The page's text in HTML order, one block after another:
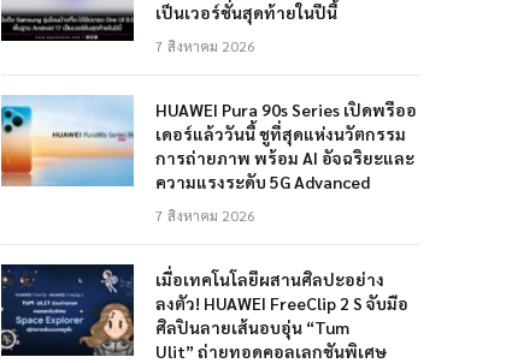
เป็นเวอร์ชั่นสุดท้ายในปีนี้
7 สิงหาคม 2026
HUAWEI Pura 90s Series เปิดพรีออ
เดอร์แล้ววันนี้ ชูที่สุดแห่งนวัตกรรม
การถ่ายภาพ พร้อม AI อัจฉริยะและ
ความแรงระดับ 5G Advanced
7 สิงหาคม 2026
เมื่อเทคโนโลยีผสานศิลปะอย่าง
ลงตัว! HUAWEI FreeClip 2 S จับมือ
ศิลปินลายเส้นอบอุ่น “Tum
Ulit” ถ่ายทอดคอลเลกชันพิเศษ